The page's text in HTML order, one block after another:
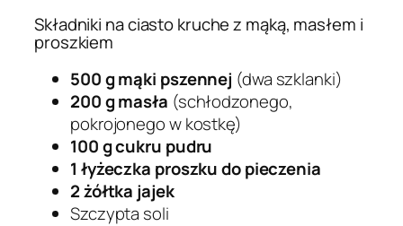
Składniki na ciasto kruche z mąką, masłem i
proszkiem
500 g mąki pszennej (dwa szklanki)
200 g masła (schłodzonego,
pokrojonego w kostkę)
100 g cukru pudru
1 łyżeczka proszku do pieczenia
2 żółtka jajek
Szczypta soli